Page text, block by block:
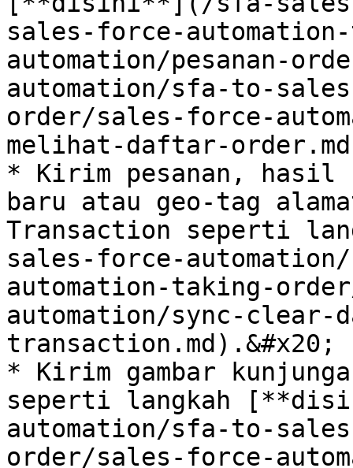
sales-force-
automation/pesanan-
automation/sfa-to-
order/sales-force-
melihat-daftar-
* Kirim pesanan, hasil
baru atau geo-tag
Transaction seperti
sales-force-
automation-taking-
automation/sync-clear-
transaction.md).&#x20;
* Kirim gambar
seperti langkah
automation/sfa-to-
order/sales-force-